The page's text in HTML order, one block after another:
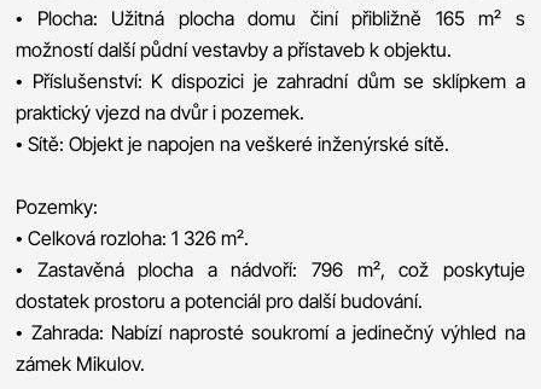
• Plocha: Užitná plocha domu činí přibližně 165 m² s
možností další půdní vestavby a přístaveb k objektu.
• Příslušenství: K dispozici je zahradní dům se sklípkem a
praktický vjezd na dvůr i pozemek.
• Sítě: Objekt je napojen na veškeré inženýrské sítě.
Pozemky:
• Celková rozloha: 1 326 m².
• Zastavěná plocha a nádvoří: 796 m², což poskytuje
dostatek prostoru a potenciál pro další budování.
• Zahrada: Nabízí naprosté soukromí a jedinečný výhled na
zámek Mikulov.